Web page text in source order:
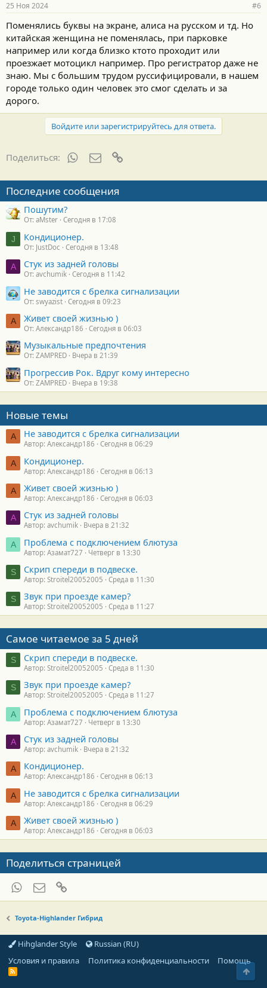
25 Ноя 2024 #6
Поменялись буквы на экране, алиса на русском и тд. Но
китайская женщина не поменялась, при парковке
например или когда близко ктото проходит или
проезжает мотоцикл например. Про регистратор даже не
знаю. Мы с большим трудом руссифицировали, в нашем
городе только один человек это смог сделать и за
дорого.
Войдите или зарегистрируйтесь для ответа.
Поделиться: WhatsAppЭлектронная почта
Последние сообщения
Пошутим?
От: aMster Сегодня в 17:08
J Кондиционер.
От: JustDoc Сегодня в 13:48
A Стук из задней головы
От: avchumik Сегодня в 11:42
Не заводится с брелка сигнализации
От: swyazist Сегодня в 09:23
А Живет своей жизнью )
От: Александр186 Сегодня в 06:03
Музыкальные предпочтения
От: ZAMPRED Вчера в 21:39
Прогрессив Рок. Вдруг кому интересно
От: ZAMPRED Вчера в 19:38
Новые темы
А Не заводится с брелка сигнализации
Автор: Александр186 Сегодня в 06:29
А Кондиционер.
Автор: Александр186 Сегодня в 06:13
А Живет своей жизнью )
Автор: Александр186 Сегодня в 06:03
A Стук из задней головы
Автор: avchumik Вчера в 21:32
А Проблема с подключением блютуза
Автор: Азамат727 Четверг в 13:30
S Скрип спереди в подвеске.
Автор: Stroitel20052005 Среда в 11:30
S Звук при проезде камер?
Автор: Stroitel20052005 Среда в 11:27
Самое читаемое за 5 дней
S Скрип спереди в подвеске.
Автор: Stroitel20052005 Среда в 11:30
S Звук при проезде камер?
Автор: Stroitel20052005 Среда в 11:27
А Проблема с подключением блютуза
Автор: Азамат727 Четверг в 13:30
A Стук из задней головы
Автор: avchumik Вчера в 21:32
А Кондиционер.
Автор: Александр186 Сегодня в 06:13
А Не заводится с брелка сигнализации
Автор: Александр186 Сегодня в 06:29
А Живет своей жизнью )
Автор: Александр186 Сегодня в 06:03
Поделиться страницей
WhatsAppЭлектронная почта
Toyota-Highlander Гибрид
Hihglander Style
Russian (RU)
Условия и правила
Политика конфиденциальности Помощь
R